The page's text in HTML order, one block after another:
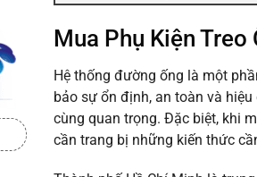
Mua Phụ Kiện
Hệ thống đường ống là một
bảo sự ổn định, an toàn và
cùng quan trọng. Đặc biệt, khi
cần trang bị những kiến thức